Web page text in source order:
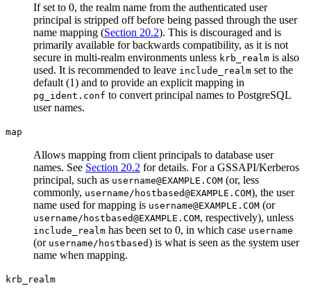
If set to 0, the realm name from the authenticated user
principal is stripped off before being passed through the user
name mapping (Section 20.2). This is discouraged and is
primarily available for backwards compatibility, as it is not
secure in multi-realm environments unless krb_realm is also
used. It is recommended to leave include_realm set to the
default (1) and to provide an explicit mapping in
pg_ident.conf to convert principal names to PostgreSQL
user names.
map
Allows mapping from client principals to database user
names. See Section 20.2 for details. For a GSSAPI/Kerberos
principal, such as username@EXAMPLE.COM (or, less
commonly, username/hostbased@EXAMPLE.COM), the user
name used for mapping is username@EXAMPLE.COM (or
username/hostbased@EXAMPLE.COM, respectively), unless
include_realm has been set to 0, in which case username
(or username/hostbased) is what is seen as the system user
name when mapping.
krb_realm